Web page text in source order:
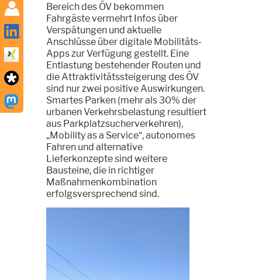
Bereich des ÖV bekommen
Fahrgäste vermehrt Infos über
Verspätungen und aktuelle
Anschlüsse über digitale Mobilitäts-
Apps zur Verfügung gestellt. Eine
Entlastung bestehender Routen und
die Attraktivitätssteigerung des ÖV
sind nur zwei positive Auswirkungen.
Smartes Parken (mehr als 30% der
urbanen Verkehrsbelastung resultiert
aus Parkplatzsucherverkehren),
„Mobility as a Service“, autonomes
Fahren und alternative
Lieferkonzepte sind weitere
Bausteine, die in richtiger
Maßnahmenkombination
erfolgsversprechend sind.